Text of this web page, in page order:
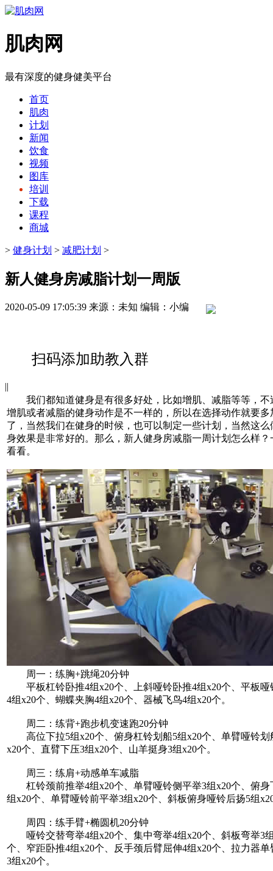
肌肉网
最有深度的健身健美平台
首页
肌肉
计划
新闻
饮食
视频
图库
培训
下载
课程
商城
> 健身计划 > 减肥计划 >
新人健身房减脂计划一周版
2020-05-09 17:05:39 来源：未知 编辑：小编
扫码添加助教入群
||
我们都知道健身是有很多好处，比如增肌、减脂等等，不
增肌或者减脂的健身动作是不一样的，所以在选择动作就要多
了，当然我们在健身的时候，也可以制定一些计划，当然这么
身效果是非常好的。那么，新人健身房减脂一周计划怎么样？
看看。
周一：练胸+跳绳20分钟
平板杠铃卧推4组x20个、上斜哑铃卧推4组x20个、平板哑
4组x20个、蝴蝶夹胸4组x20个、器械飞鸟4组x20个。
周二：练背+跑步机变速跑20分钟
高位下拉5组x20个、俯身杠铃划船5组x20个、单臂哑铃划
x20个、直臂下压3组x20个、山羊挺身3组x20个。
周三：练肩+动感单车减脂
杠铃颈前推举4组x20个、单臂哑铃侧平举3组x20个、俯身
组x20个、单臂哑铃前平举3组x20个、斜板俯身哑铃后扬5组
周四：练手臂+椭圆机20分钟
哑铃交替弯举4组x20个、集中弯举4组x20个、斜板弯举3
个、窄距卧推4组x20个、反手颈后臂屈伸4组x20个、拉力器单
3组x20个。